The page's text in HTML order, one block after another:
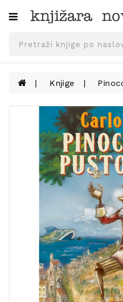
Kategorije
SVEUČILIŠNA
UDŽBENICI
KNJIGE
PRIBOR
OPREMA
NARUČI
KONTAKT
POSEBNA
PONUDA
Knjige